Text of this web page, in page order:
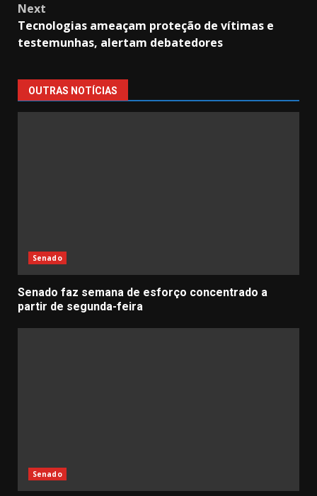
Next
Tecnologias ameaçam proteção de vítimas e
testemunhas, alertam debatedores
OUTRAS NOTÍCIAS
Senado
Senado faz semana de esforço concentrado a
partir de segunda-feira
Senado